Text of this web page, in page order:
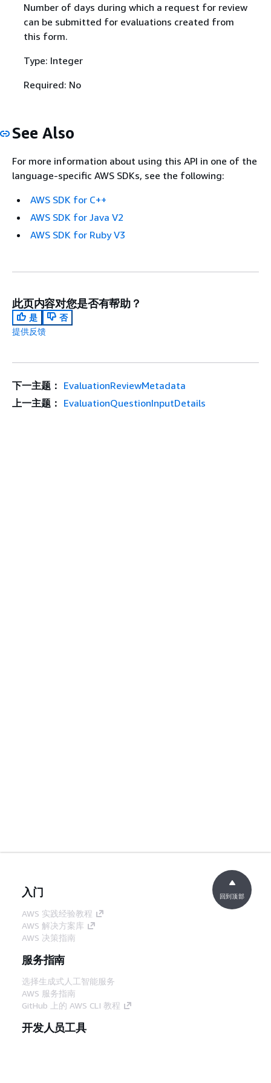
Number of days during which a request for review
can be submitted for evaluations created from
this form.
Type: Integer
Required: No
See Also
For more information about using this API in one of the
language-specific AWS SDKs, see the following:
AWS SDK for C++
AWS SDK for Java V2
AWS SDK for Ruby V3
此页内容对您是否有帮助？
是
否
提供反馈
下一主题： EvaluationReviewMetadata
上一主题： EvaluationQuestionInputDetails
入门
AWS 实践经验教程
AWS 解决方案库
AWS 决策指南
服务指南
选择生成式人工智能服务
AWS 服务指南
GitHub 上的 AWS CLI 教程
开发人员工具
回到顶部